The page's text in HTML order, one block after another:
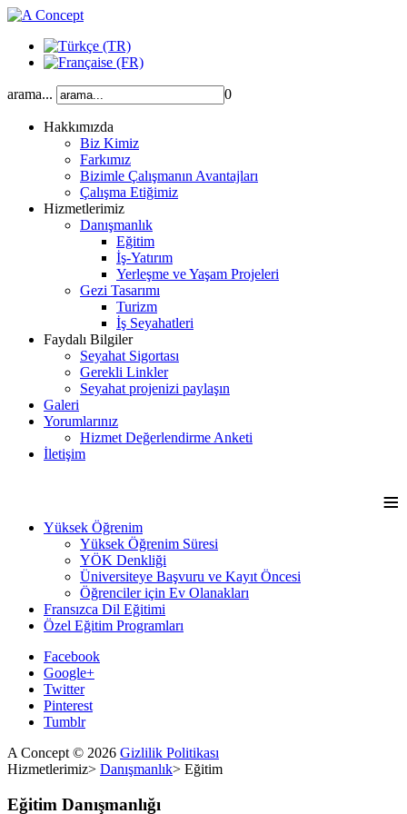
arama... 0
Hakkımızda
Biz Kimiz
Farkımız
Bizimle Çalışmanın Avantajları
Çalışma Etiğimiz
Hizmetlerimiz
Danışmanlık
Eğitim
İş-Yatırım
Yerleşme ve Yaşam Projeleri
Gezi Tasarımı
Turizm
İş Seyahatleri
Faydalı Bilgiler
Seyahat Sigortası
Gerekli Linkler
Seyahat projenizi paylaşın
Galeri
Yorumlarınız
Hizmet Değerlendirme Anketi
İletişim
≡
Yüksek Öğrenim
Yüksek Öğrenim Süresi
YÖK Denkliği
Üniversiteye Başvuru ve Kayıt Öncesi
Öğrenciler için Ev Olanakları
Fransızca Dil Eğitimi
Özel Eğitim Programları
Facebook
Google+
Twitter
Pinterest
Tumblr
A Concept © 2026 Gizlilik Politikası
Hizmetlerimiz> Danışmanlık> Eğitim
Eğitim Danışmanlığı